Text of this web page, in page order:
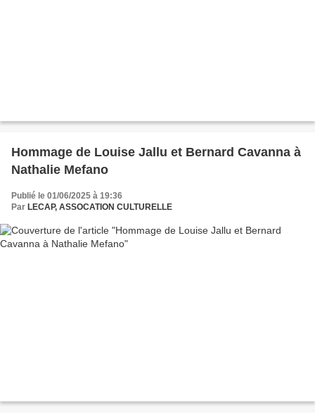
Hommage de Louise Jallu et Bernard Cavanna à
Nathalie Mefano
Publié le 01/06/2025 à 19:36
Par LECAP, ASSOCATION CULTURELLE